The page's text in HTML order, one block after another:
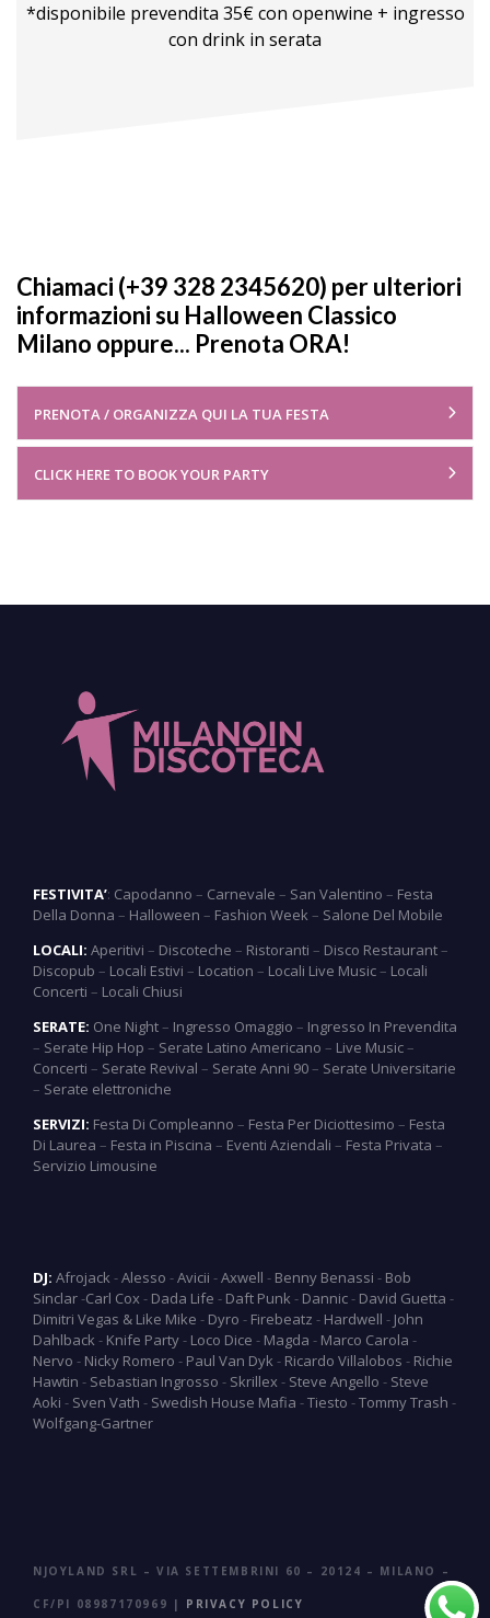
*disponibile prevendita 35€ con openwine + ingresso
con drink in serata
Chiamaci (+39 328 2345620) per ulteriori
informazioni su Halloween Classico
Milano oppure... Prenota ORA!
PRENOTA / ORGANIZZA QUI LA TUA FESTA
CLICK HERE TO BOOK YOUR PARTY
FESTIVITA’: Capodanno – Carnevale – San Valentino – Festa
Della Donna – Halloween – Fashion Week – Salone Del Mobile
LOCALI: Aperitivi – Discoteche – Ristoranti – Disco Restaurant–
Discopub – Locali Estivi – Location – Locali Live Music– Locali
Concerti – Locali Chiusi
SERATE: One Night– Ingresso Omaggio – Ingresso In Prevendita
– Serate Hip Hop – Serate Latino Americano – Live Music–
Concerti – Serate Revival – Serate Anni 90– Serate Universitarie
– Serate elettroniche
SERVIZI: Festa Di Compleanno – Festa Per Diciottesimo – Festa
Di Laurea – Festa in Piscina – Eventi Aziendali – Festa Privata –
Servizio Limousine
DJ: Afrojack -Alesso -Avicii -Axwell - Benny Benassi - Bob
Sinclar-Carl Cox - Dada Life - Daft Punk - Dannic- David Guetta -
Dimitri Vegas & Like Mike - Dyro - Firebeatz - Hardwell - John
Dahlback - Knife Party- Loco Dice - Magda - Marco Carola -
Nervo - Nicky Romero - Paul Van Dyk - Ricardo Villalobos - Richie
Hawtin - Sebastian Ingrosso - Skrillex - Steve Angello - Steve
Aoki - Sven Vath - Swedish House Mafia -Tiesto -Tommy Trash -
Wolfgang-Gartner
NJOYLAND SRL – VIA SETTEMBRINI 60 – 20124 – MILANO –
CF/PI 08987170969 | PRIVACY POLICY